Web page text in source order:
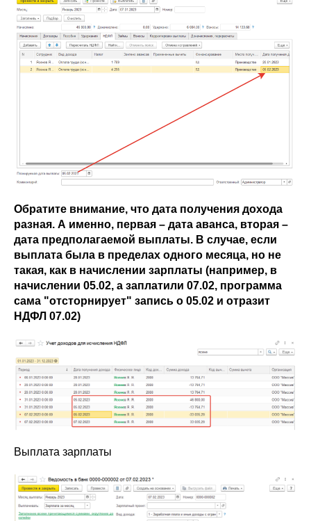
Обратите внимание, что дата получения дохода
разная. А именно, первая – дата аванса, вторая –
дата предполагаемой выплаты. В случае, если
выплата была в пределах одного месяца, но не
такая, как в начислении зарплаты (например, в
начислении 05.02, а заплатили 07.02, программа
сама "отсторнирует" запись о 05.02 и отразит
НДФЛ 07.02)
Выплата зарплаты